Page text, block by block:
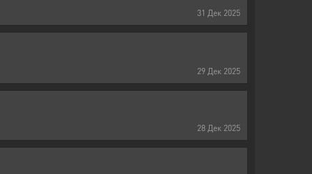
31 Дек 2025
29 Дек 2025
28 Дек 2025